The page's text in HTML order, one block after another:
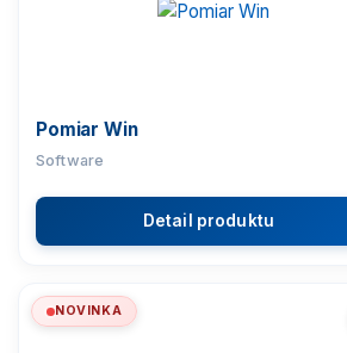
Pomiar Win
Software
Detail produktu
NOVINKA